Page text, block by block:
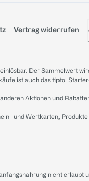
Vertrag widerrufen
Der Sammelwert
ist auch das tiptoi
Aktionen und
und Wertkarten,
nicht erlaubt